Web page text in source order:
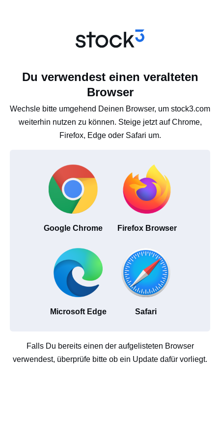
Du verwendest einen veralteten
Browser
Wechsle bitte umgehend Deinen Browser, um stock3.com
weiterhin nutzen zu können. Steige jetzt auf Chrome,
Firefox, Edge oder Safari um.
Google Chrome Firefox Browser
Microsoft Edge Safari
Falls Du bereits einen der aufgelisteten Browser
verwendest, überprüfe bitte ob ein Update dafür vorliegt.